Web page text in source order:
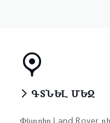
ԳՏՆԵԼ ՄԵԶ
Փնտրիր Land Rover